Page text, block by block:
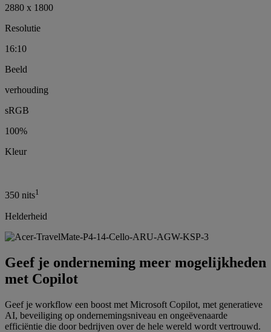
2880 x 1800
Resolutie
16:10
Beeld
verhouding
sRGB
100%
Kleur
350 nits1
Helderheid
Geef je onderneming meer mogelijkheden
met Copilot
Geef je workflow een boost met Microsoft Copilot, met generatieve
AI, beveiliging op ondernemingsniveau en ongeëvenaarde
efficiëntie die door bedrijven over de hele wereld wordt vertrouwd.